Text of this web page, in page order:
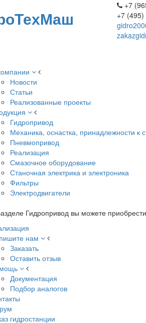
+7
+7
Новости
Статьи
Реализованные проекты
Гидропривод
Механика, оснастка, принадлежности к
Пневмопривод
Реализация
Смазочное оборудование
Станочная электрика и электроника
Фильтры
Электродвигатели
Гидропривод вы можете
нам
Заказать
Оставить отзыв
Документация
Подбор аналогов
гидростанции